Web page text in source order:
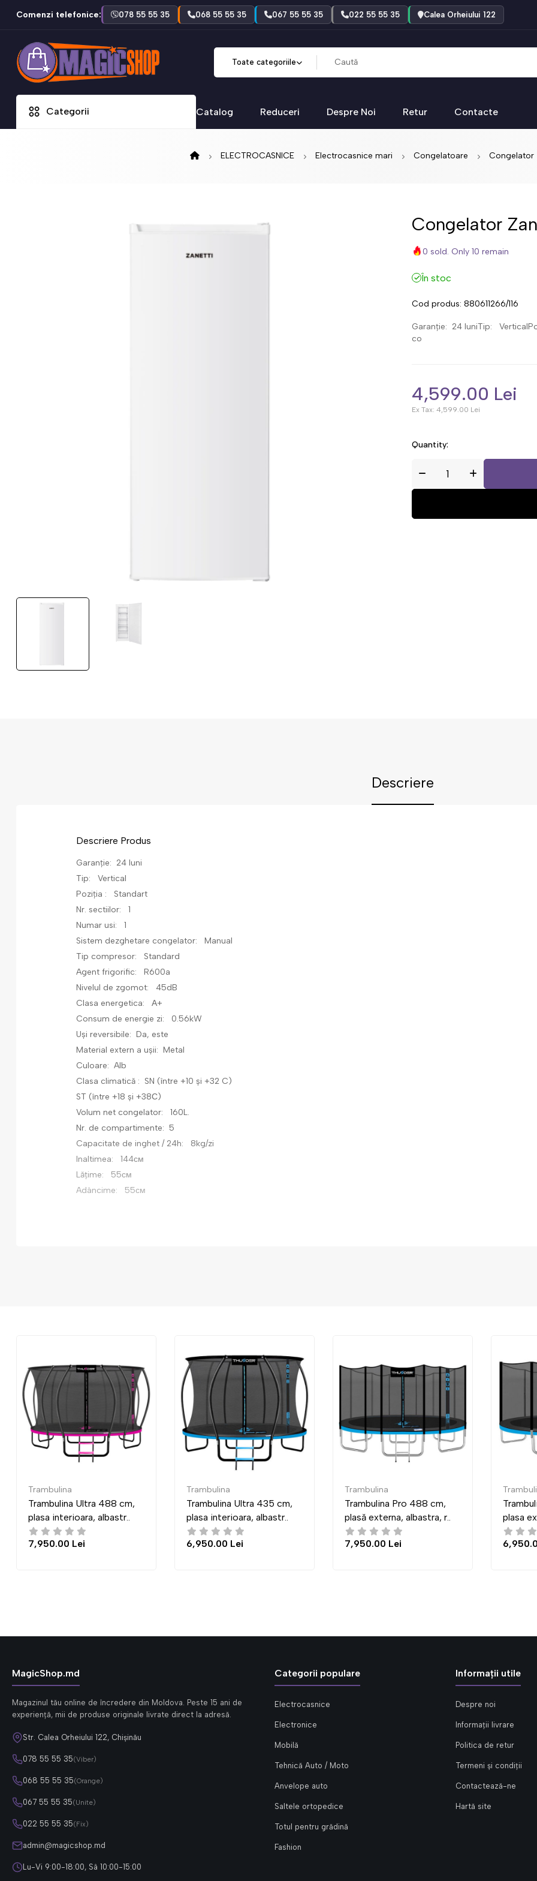
Comenzi telefonice: 078 55 55 35 068 55 55 35 067 55 55 35 022 55 55 35 Calea Orheiului 122
Toate categoriile
Categorii Catalog Reduceri Despre Noi Retur Contacte
ELECTROCASNICE Electrocasnice mari Congelatoare Congelator
Congelator
0 sold. Only 10 remain
În stoc
Cod produs: 880611266/116
Garanție: 24 luniTip:
co
4,599.00 Lei
Ex Tax: 4,599.00 Lei
Quantity:
Descriere
Descriere Produs
Garanție: 24 luni
Tip: Vertical
Poziția : Standart
Nr. sectiilor: 1
Numar usi: 1
Sistem dezghetare congelator: Manual
Tip compresor: Standard
Agent frigorific: R600a
Nivelul de zgomot: 45dB
Clasa energetica: А+
Consum de energie zi: 0.56kW
Uși reversibile: Da, este
Material extern a ușii: Metal
Culoare: Alb
Clasa climatică : SN (între +10 și +32 C)
ST (între +18 și +38С)
Volum net congelator: 160L.
Nr. de compartimente: 5
Capacitate de inghet / 24h: 8kg/zi
Inaltimea: 144см
Lățime: 55см
Adâncime: 55см
Trambulina
Trambulina Ultra 435 cm,
plasa interioara, albastr..
6,950.00 Lei
Trambulina
Trambulina Pro 488 cm,
plasă externa, albastra, r..
7,950.00 Lei
Trambulina
Trambulina Pro 435 cm,
plasa externa, albastra, ro..
6,950.00 Lei
MagicShop.md
Magazinul tău online de încredere din Moldova. Peste 15 ani de
experiență, mii de produse originale livrate direct la adresă.
Str. Calea Orheiului 122, Chișinău
078 55 55 35(Viber)
068 55 55 35(Orange)
067 55 55 35(Unite)
022 55 55 35(Fix)
admin@magicshop.md
Lu-Vi 9:00-18:00, Sâ 10:00-15:00
Categorii populare
Electrocasnice
Electronice
Mobilă
Tehnică Auto / Moto
Anvelope auto
Saltele ortopedice
Totul pentru grădină
Fashion
Informații utile
Despre noi
Informații livrare
Politica de retur
Termeni și condiții
Contactează-ne
Hartă site